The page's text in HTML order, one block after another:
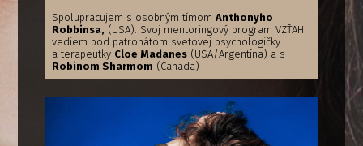
Spolupracujem s osobným tímom Anthonyho
Robbinsa, (USA). Svoj mentoringový program VZŤAH
vediem pod patronátom svetovej psychologičky
a terapeutky Cloe Madanes(USA/Argentína) a s
Robinom Sharmom (Canada)